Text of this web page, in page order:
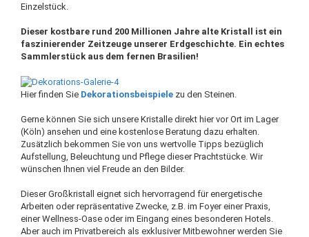
Einzelstück.
Dieser kostbare rund 200 Millionen Jahre alte Kristall ist ein
faszinierender Zeitzeuge unserer Erdgeschichte. Ein echtes
Sammlerstück aus dem fernen Brasilien!
Hier finden Sie Dekorationsbeispiele zu den Steinen.
Gerne können Sie sich unsere Kristalle direkt hier vor Ort im Lager
(Köln) ansehen und eine kostenlose Beratung dazu erhalten.
Zusätzlich bekommen Sie von uns wertvolle Tipps bezüglich
Aufstellung, Beleuchtung und Pflege dieser Prachtstücke. Wir
wünschen Ihnen viel Freude an den Bilder.
Dieser Großkristall eignet sich hervorragend für energetische
Arbeiten oder repräsentative Zwecke, z.B. im Foyer einer Praxis,
einer Wellness-Oase oder im Eingang eines besonderen Hotels.
Aber auch im Privatbereich als exklusiver Mitbewohner werden Sie